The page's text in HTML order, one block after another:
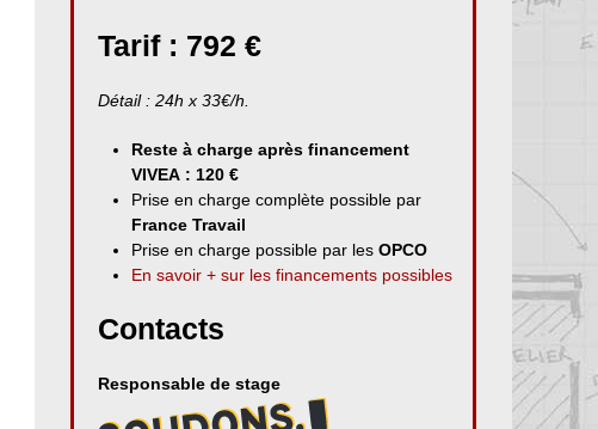
Tarif : 792 €
Détail : 24h x 33€/h.
Reste à charge après financement
VIVEA : 120 €
Prise en charge complète possible par
France Travail
Prise en charge possible par lesOPCO
En savoir + sur les financements possibles
Contacts
Responsable de stage